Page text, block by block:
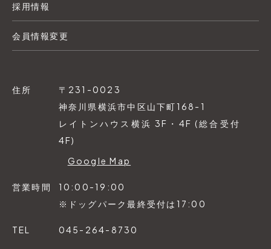
採用情報
会員情報変更
住所
〒231-0023
神奈川県横浜市中区山下町168-1
レイトンハウス横浜 3F・4F (総合受付
4F)
Google Map
営業時間
10:00-19:00
※ドッグパーク最終受付は17:00
TEL 045-264-8730